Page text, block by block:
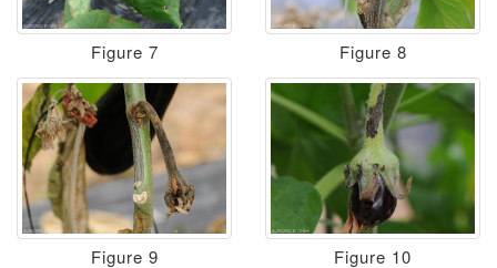
Figure 7 Figure 8
Figure 9 Figure 10